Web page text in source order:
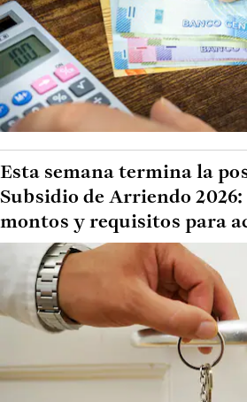
Esta semana termina la
Subsidio de Arriendo 2026:
montos y requisitos para